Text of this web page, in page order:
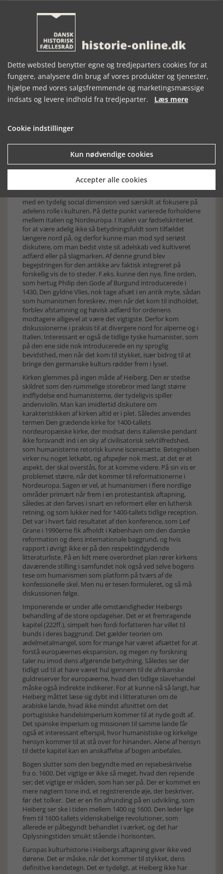
I de følgende kapitler udfoldes så humanismen i dens
bastioner i Firenze, over dens nyplatonske udvidelse med
Ficinos skrifter fra 1400-tallets slutning og denne tænknings
store og vigtige aftryk på billedkunsten, frem til retningens
spaltning i 1500-tallet med snart avancerede
fyrsteudsmykninger, der tilpasset elitens behov fremstod
harmløst overdådige, snart med markante nyskabelser i
form af enkeltpersoners værk og tænkning, nu ofte gjort
uden for den italienske kulturkreds. Dette er elementært
som traditionen hidtil har foreskrevet. Sædvanligvis er
forholdene nord for alperne behandlet under betegnelsen
den nordeuropæiske renæssance. Her undersøges så
primært den kirkelige reception af nye ideer. Heiberg er
meget mere opmærksom på de rammer, der gælder for
kulturudfoldelsen, det som i indledningen kaldes
vekselvirkningen mellem materiel og åndelig udvikling.
I praksis forlener Heiberg kulturudvekslingen i samfundet
med en tydelig social dimension ved særskilt at fokusere på
adelens rolle i kulturen. På dette punkt varierede forholdene
mellem Italien og Nordeuropa. I Italien var fødselskriteriet
for at være adelig ikke så betydningsfuldt som tilfældet
længere nord på, og derfor kunne man mod syd seriøst
diskutere, om man bedst viste sit adelskab ved kultiveret
adfærd eller på slagmarken. Af denne grund blev
begejstringen for den antikke arv faktisk integreret på
forskellig vis de to steder. F.eks. kunne den nye, fine orden,
som hertug Philip den Gode af Burgund introducerede i
1430, Den gyldne Vlies, nok tage afsæt i en antik myte, sådan
som humanismen foreskrev, men når det kom til indholdet,
forblev afstamning og høvisk adfærd for ordenens
modtagere alligevel at være det vigtigste. Derfor kom
diskussionerne i praksis til at divergere nord for alperne og i
Italien. Interessant er også de tidlige tyske humanister, som
på den ene side nok introducerede en ny sproglig
bevidsthed, men når det kom til stykket, især bidrog til at
bringe den germanske kulturs rødder frem i lyset.
Kirken glemmes på ingen måde af Heiberg. Den er stedse
skildret som den rummelige storebror med langt større
indflydelse end humanisterne, der tydeligvis spiller
andenviolin. Man kan imidlertid diskutere om
karakteristikken af kirken altid er i plet. Således anvendes
termen Den grædende kirke for 1400-tallets
nordeuropæiske kirke, der modsat dens italienske pendant
ikke forsvandt ind i en sky af civilisatorisk selvtilfredshed,
som humanisterne retorisk kunne iscenesætte. Betegnelsen
virker nu noget letkøbt, og afspejler nok mest, at det er et
aspekt, der skal overstås, for at komme videre. På sin vis er
problemet større, når det kommer til reformationerne i
Nordeuropa. Sagen er vel, at humanismen i flere nordlige
områder primært når frem i en protestantisk aftapning,
således at den farves i snart en reformert eller en luthersk
retning, og som lukker ned for 1400-tallets tidlige reception.
Det var i hvert fald resultatet af den konference, som Leif
Grane i 1990erne fik afholdt i København om den danske
reformation og dens internationale baggrund, og hvis
rapport i øvrigt ikke er på den respektindgydende
litteraturliste. På en lidt mere overordnet plan rører kirkens
daværende stilling i samfundet nok også ved selve bogens
tese om humanismen som platform på tværs af de
konfessionelle skel. Men nu er tesen formuleret, og så må
diskussionen følge.
Imponerende er under alle omstændigheder Heibergs
behandling af de store opdagelser. Det er et fremragende
kapitel (222ff.), simpelt hen fordi forfatteren har villet til
bunds i deres baggrund. Det gælder teorien om
ædelmetalmangel, som for mange har været afsættet for at
forstå europæernes ekspansion, og megen ny forskning
taler nu imod dens afgørende betydning. Således ser der
tidligt ud til at have været hul igennem til de afrikanske
guldreserver for europæerne, hvad den tidlige slavehandel
måske også indirekte indikerer. For at kunne nå så langt, har
Heiberg måttet læse sig dybt ind i litteraturen om de
arabiske lande, hvad ikke mindst afsnittet om det
portugisiske handelsimperium kommer til at nyde godt af.
Det spanske imperium og missionen til samme lande får
også et interessant efterspil, hvor humanistiske og kirkelige
hensyn kommer til at stå over for hinanden. Alene af hensyn
til dette kapitel kan en anskaffelse af bogen anbefales.
Bogen slutter som den begyndte med en rejsebeskrivelse
fra o. 1600. Det vigtige er ikke så meget, hvad den rejsende
ser; det vigtige er måden, som han ser på. Der er kommet en
mere nøgtern tone ind, et registrerende øje, der beskriver,
før det tolker. Det er en fin afrunding på en udvikling, som
Heiberg ser ske i tiden mellem 1400 og 1600. Den leder lige
frem til 1600-tallets videnskabelige revolutioner, som
allerede er påbegyndt behandlet i værket, og det har
Oplysningstiden smukt stående i horisonten.
Europas kulturhistorie i Heibergs aftapning giver ikke ved
dørene. Det er måske, når det kommer til stykket, dens
definitive kendetegn. Det er tydeligt, at Heiberg ikke har
Dette websted benytter egne og tredjeparters cookies for at
fungere, analysere din brug af vores produkter og tjenester,
hjælpe med vores salgsfremmende og marketingsmæssige
indsats og levere indhold fra tredjeparter. Læs mere
Cookie indstillinger
Kun nødvendige cookies
Accepter alle cookies